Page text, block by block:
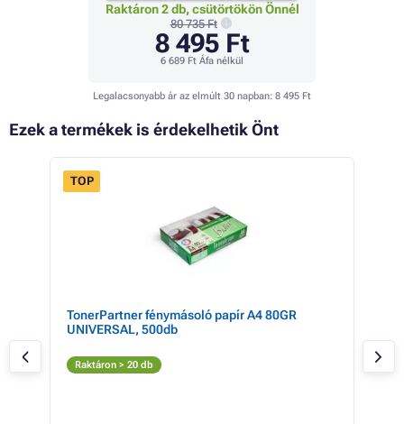
Raktáron 2 db, csütörtökön Önnél
80 735 Ft
8 495 Ft
6 689 Ft Áfa nélkül
Legalacsonyabb ár az elmúlt 30 napban: 8 495 Ft
Ezek a termékek is érdekelhetik Önt
TOP
TonerPartner fénymásoló papír A4 80GR
UNIVERSAL, 500db
Raktáron > 20 db